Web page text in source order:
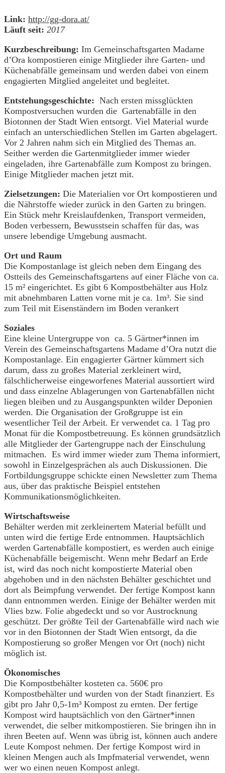
Link: http://gg-dora.at/
Läuft seit: 2017
Kurzbeschreibung: Im Gemeinschaftsgarten Madame
d’Ora kompostieren einige Mitglieder ihre Garten- und
Küchenabfälle gemeinsam und werden dabei von einem
engagierten Mitglied angeleitet und begleitet.
Entstehungsgeschichte: Nach ersten missglückten
Kompostversuchen wurden die Gartenabfälle in den
Biotonnen der Stadt Wien entsorgt. Viel Material wurde
einfach an unterschiedlichen Stellen im Garten abgelagert.
Vor 2 Jahren nahm sich ein Mitglied des Themas an.
Seither werden die Gartenmitglieder immer wieder
eingeladen, ihre Gartenabfälle zum Kompost zu bringen.
Einige Mitglieder machen jetzt mit.
Zielsetzungen: Die Materialien vor Ort kompostieren und
die Nährstoffe wieder zurück in den Garten zu bringen.
Ein Stück mehr Kreislaufdenken, Transport vermeiden,
Boden verbessern, Bewusstsein schaffen für das, was
unsere lebendige Umgebung ausmacht.
Ort und Raum
Die Kompostanlage ist gleich neben dem Eingang des
Ostteils des Gemeinschaftsgartens auf einer Fläche von ca.
15 m² eingerichtet. Es gibt 6 Kompostbehälter aus Holz
mit abnehmbaren Latten vorne mit je ca. 1m³. Sie sind
zum Teil mit Eisenständern im Boden verankert
Soziales
Eine kleine Untergruppe von ca. 5 Gärtner*innen im
Verein des Gemeinschaftsgartens Madame d’Ora nutzt die
Kompostanlage. Ein engagierter Gärtner kümmert sich
darum, dass zu großes Material zerkleinert wird,
fälschlicherweise eingeworfenes Material aussortiert wird
und dass einzelne Ablagerungen von Gartenabfällen nicht
liegen bleiben und zu Ausgangspunkten wilder Deponien
werden. Die Organisation der Großgruppe ist ein
wesentlicher Teil der Arbeit. Er verwendet ca. 1 Tag pro
Monat für die Kompostbetreuung. Es können grundsätzlich
alle Mitglieder der Gartengruppe nach der Einschulung
mitmachen. Es wird immer wieder zum Thema informiert,
sowohl in Einzelgesprächen als auch Diskussionen. Die
Fortbildungsgruppe schickte einen Newsletter zum Thema
aus, über das praktische Beispiel entstehen
Kommunikationsmöglichkeiten.
Wirtschaftsweise
Behälter werden mit zerkleinertem Material befüllt und
unten wird die fertige Erde entnommen. Hauptsächlich
werden Gartenabfälle kompostiert, es werden auch einige
Küchenabfälle beigemischt. Wenn mehr Bedarf an Erde
ist, wird das noch nicht kompostierte Material oben
abgehoben und in den nächsten Behälter geschichtet und
dort als Beimpfung verwendet. Der fertige Kompost kann
dann entnommen werden. Einige der Behälter werden mit
Vlies bzw. Folie abgedeckt und so vor Austrocknung
geschützt. Der größte Teil der Gartenabfälle wird nach wie
vor in den Biotonnen der Stadt Wien entsorgt, da die
Kompostierung so großer Mengen vor Ort (noch) nicht
möglich ist.
Ökonomisches
Die Kompostbehälter kosteten ca. 560€ pro
Kompostbehälter und wurden von der Stadt finanziert. Es
gibt pro Jahr 0,5-1m³ Kompost zu ernten. Der fertige
Kompost wird hauptsächlich von den Gärtner*innen
verwendet, die selber mitkompostieren. Sie bringen ihn in
ihren Beeten auf. Wenn was übrig ist, können auch andere
Leute Kompost nehmen. Der fertige Kompost wird in
kleinen Mengen auch als Impfmaterial verwendet, wenn
wer wo einen neuen Kompost anlegt.